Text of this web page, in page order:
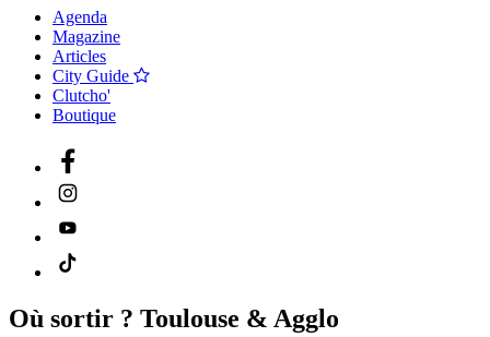
Agenda
Magazine
Articles
City Guide
Clutcho'
Boutique
Où sortir ? Toulouse & Agglo